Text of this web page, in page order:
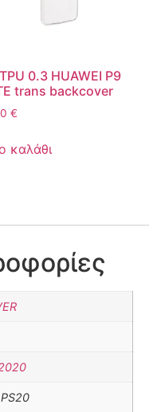
0.3 HUAWEI P9
trans backcover
€
καλάθι